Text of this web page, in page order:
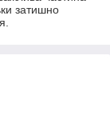
затишно